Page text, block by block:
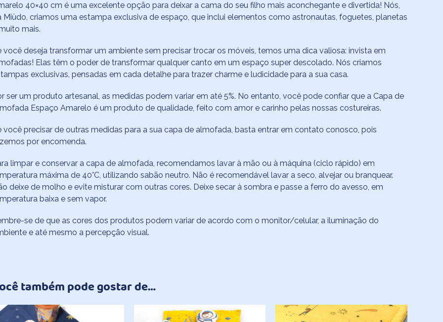
40×40 cm é uma excelente opção para deixar a cama do seu filho mais aconchegante e divertida! Nós,
Miüdo, criamos uma estampa exclusiva de espaço, que inclui elementos como astronautas, foguetes, planetas
mais.
você deseja transformar um ambiente sem precisar trocar os móveis, temos uma dica valiosa: invista em
Elas têm o poder de transformar qualquer canto em um espaço super descolado. Nós criamos
exclusivas, pensadas em cada detalhe para trazer charme e ludicidade para a sua casa.
ser um produto artesanal, as medidas podem variar em até 5%. No entanto, você pode confiar que a Capa de
Espaço Amarelo é um produto de qualidade, feito com amor e carinho pelas nossas costureiras.
você precisar de outras medidas para a sua capa de almofada, basta entrar em contato conosco, pois
por encomenda.
limpar e conservar a capa de almofada, recomendamos lavar à mão ou à máquina (ciclo rápido) em
máxima de 40°C, utilizando sabão neutro. Não é recomendável lavar a seco, alvejar ou branquear.
deixe de molho e evite misturar com outras cores. Deixe secar à sombra e passe a ferro do avesso, em
baixa e sem vapor.
se de que as cores dos produtos podem variar de acordo com o monitor/celular, a iluminação do
e até mesmo a percepção visual.
também pode gostar de…